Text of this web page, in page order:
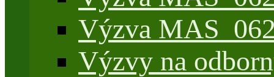
Výzva
Výzvy na